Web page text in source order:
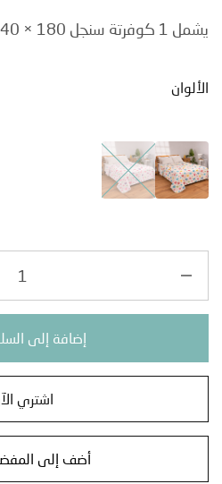
× 240 سم
إضافة إلى السلة
اشتري الآن
أضف إلى المفضلة